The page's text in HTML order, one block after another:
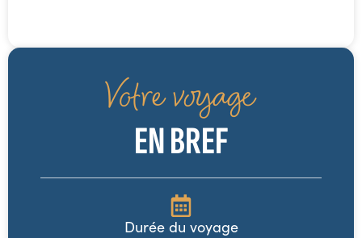
Votre voyage
EN BREF
Durée du voyage